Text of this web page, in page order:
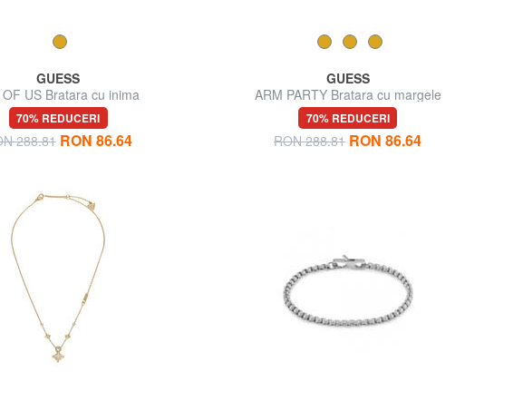
GUESS
US Bratara cu inima
70% REDUCERI
288.81 RON 86.64
GUESS
ARM PARTY Bratara cu margele
70% REDUCERI
RON 288.81 RON 86.64